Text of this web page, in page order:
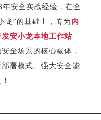
安全实战经验，在全
龙”的基础上，专为内
安小龙本地工作站
全场景的核心载体，
署模式、强大安全能